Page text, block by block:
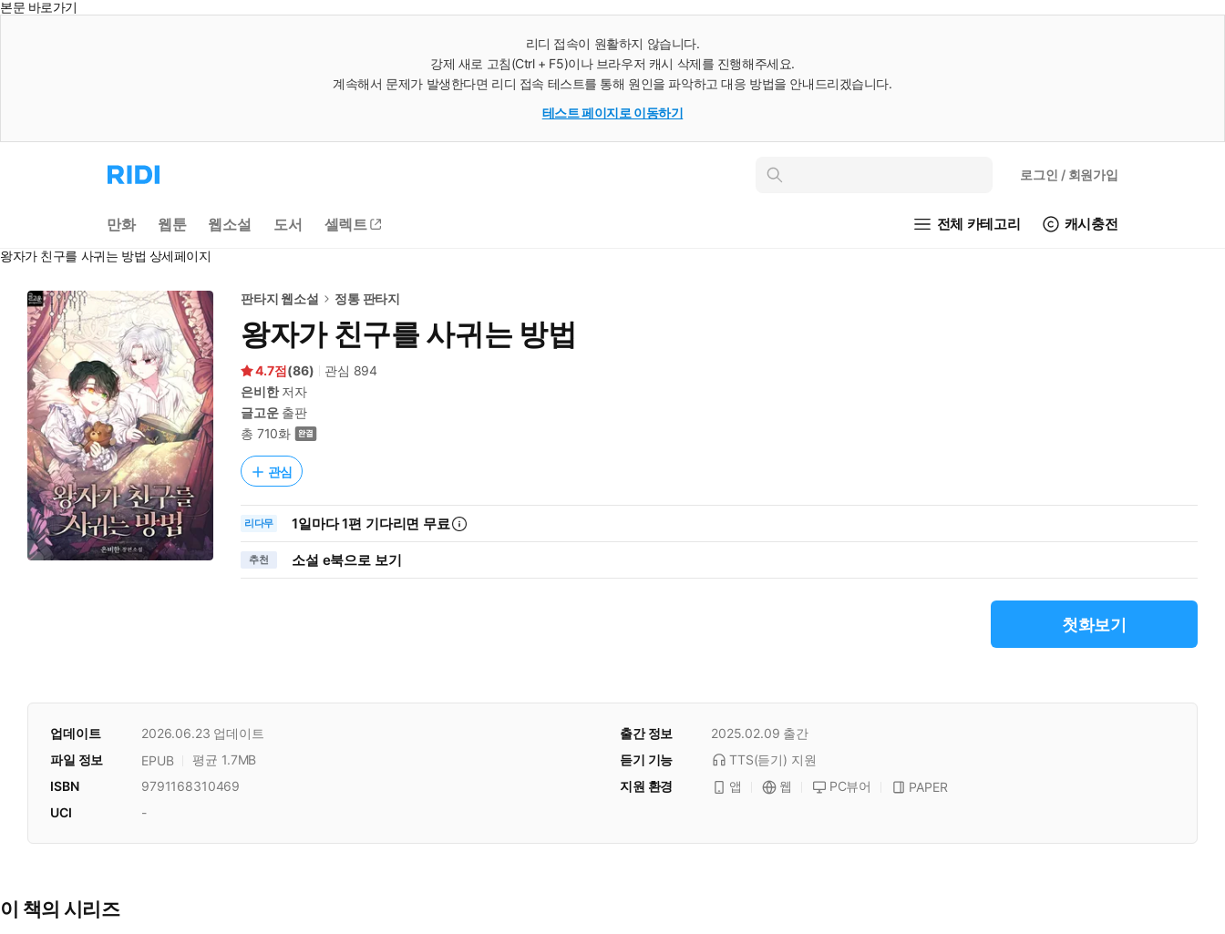
본문 바로가기
리디 접속이 원활하지 않습니다.
강제 새로 고침(Ctrl + F5)이나 브라우저 캐시 삭제를 진행해주세요.
계속해서 문제가 발생한다면 리디 접속 테스트를 통해 원인을 파악하고 대응 방법을 안내드리겠습니다.
테스트 페이지로 이동하기
리
디
으
로
동
인
로그인 / 회원가입
만화 웹툰 웹소설 도서 셀렉트 전체 카테고리 캐시충전
왕자가 친구를 사귀는 방법 상세페이지
판타지 웹소설 정통 판타지
왕자가 친구를 사귀는 방법
4.7 (86) 관심 894
은비한저자
글고운출판
총 710화
관심
리다무 1일마다1편 기다리면 무료
추천 소설 e북으로 보기
첫화보기
업데이트 2026.06.23 업데이트 출간 정보 2025.02.09 출간
듣기 기능
TTS(듣기) 지원
파일 정보 EPUB
평균 1.7MB
지원 환경
앱 웹 PC뷰어 PAPER
ISBN
9791168310469
UCI
-
이 책의 시리즈